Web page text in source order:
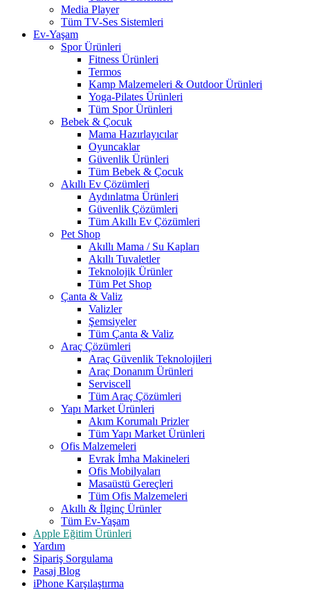
Media Player
Tüm TV-Ses Sistemleri
Ev-Yaşam
Spor Ürünleri
Fitness Ürünleri
Termos
Kamp Malzemeleri & Outdoor Ürünleri
Yoga-Pilates Ürünleri
Tüm Spor Ürünleri
Bebek & Çocuk
Mama Hazırlayıcılar
Oyuncaklar
Güvenlik Ürünleri
Tüm Bebek & Çocuk
Akıllı Ev Çözümleri
Aydınlatma Ürünleri
Güvenlik Çözümleri
Tüm Akıllı Ev Çözümleri
Pet Shop
Akıllı Mama / Su Kapları
Akıllı Tuvaletler
Teknolojik Ürünler
Tüm Pet Shop
Çanta & Valiz
Valizler
Şemsiyeler
Tüm Çanta & Valiz
Araç Çözümleri
Araç Güvenlik Teknolojileri
Araç Donanım Ürünleri
Serviscell
Tüm Araç Çözümleri
Yapı Market Ürünleri
Akım Korumalı Prizler
Tüm Yapı Market Ürünleri
Ofis Malzemeleri
Evrak İmha Makineleri
Ofis Mobilyaları
Masaüstü Gereçleri
Tüm Ofis Malzemeleri
Akıllı & İlginç Ürünler
Tüm Ev-Yaşam
Apple Eğitim Ürünleri
Yardım
Sipariş Sorgulama
Pasaj Blog
iPhone Karşılaştırma